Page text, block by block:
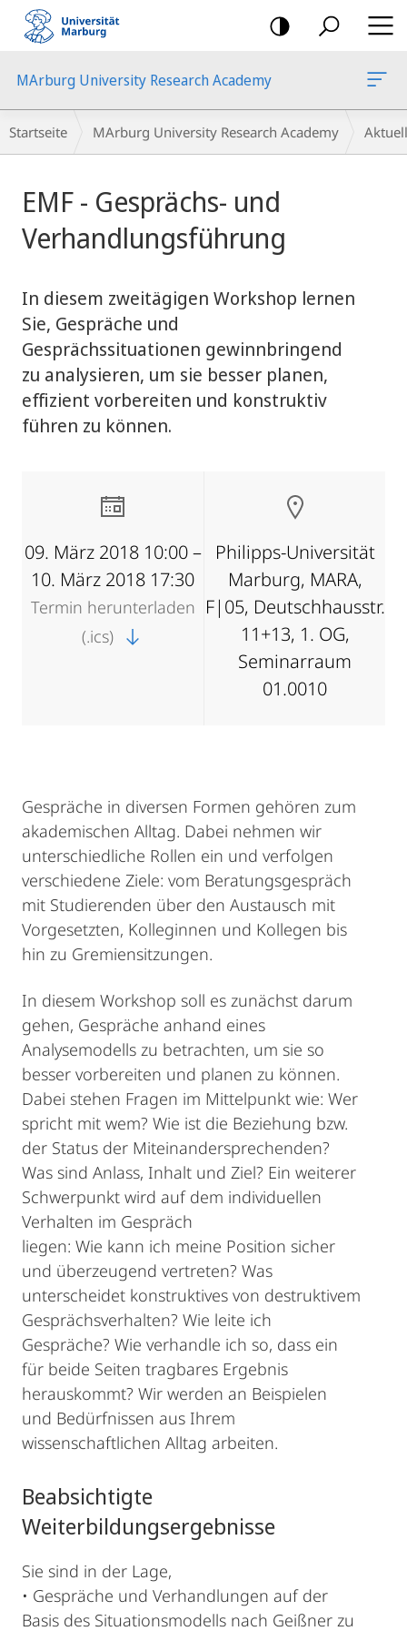
Mobile-
Navigation
MArburg University Research Academy
Breadcrumb-
Navigation
Startseite MArburg University Research Academy
EMF - Gesprächs- und
Verhandlungsführung
In diesem zweitägigen Workshop lernen
Sie, Gespräche und
Gesprächssituationen gewinnbringend
zu analysieren, um sie besser planen,
effizient vorbereiten und konstruktiv
führen zu können.
09. März 2018 10:00 –
10. März 2018 17:30
Termin herunterladen
(.ics)
Philipps-Universität
Marburg, MARA,
F|05, Deutschhausstr.
11+13, 1. OG,
Seminarraum
01.0010
Gespräche in diversen Formen gehören zum
akademischen Alltag. Dabei nehmen wir
unterschiedliche Rollen ein und verfolgen
verschiedene Ziele: vom Beratungsgespräch
mit Studierenden über den Austausch mit
Vorgesetzten, Kolleginnen und Kollegen bis
hin zu Gremiensitzungen.
In diesem Workshop soll es zunächst darum
gehen, Gespräche anhand eines
Analysemodells zu betrachten, um sie so
besser vorbereiten und planen zu können.
Dabei stehen Fragen im Mittelpunkt wie: Wer
spricht mit wem? Wie ist die Beziehung bzw.
der Status der Miteinandersprechenden?
Was sind Anlass, Inhalt und Ziel? Ein weiterer
Schwerpunkt wird auf dem individuellen
Verhalten im Gespräch
liegen: Wie kann ich meine Position sicher
und überzeugend vertreten? Was
unterscheidet konstruktives von destruktivem
Gesprächsverhalten? Wie leite ich
Gespräche? Wie verhandle ich so, dass ein
für beide Seiten tragbares Ergebnis
herauskommt? Wir werden an Beispielen
und Bedürfnissen aus Ihrem
wissenschaftlichen Alltag arbeiten.
Beabsichtigte
Weiterbildungsergebnisse
Sie sind in der Lage,
• Gespräche und Verhandlungen auf der
Basis des Situationsmodells nach Geißner zu